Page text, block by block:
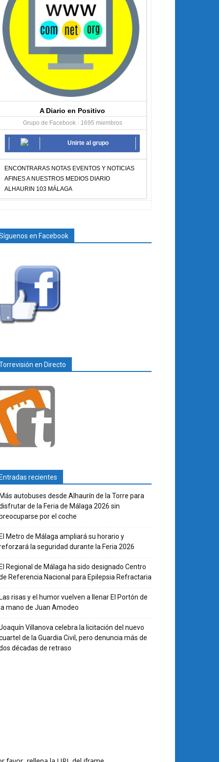
A Diario en Positivo
Grupo de Facebook · 1695 miembros
Unirte al grupo
ENCONTRARAS NOTAS EVENTOS Y NOTICIAS
AFINES A NUESTROS MEDIOS DIARIO
ALHAURIN 103 MÁLAGA
en Facebook
en Directo
recientes
autobuses desde Alhaurín de la Torre para
de la Feria de Málaga 2026 sin
por el coche
Metro de Málaga ampliará su horario y
la seguridad durante la Feria 2026
Regional de Málaga ha sido designado Centro
Referencia Nacional para Epilepsia Refractaria
risas y el humor vuelven a llenar El Portón de
mano de Juan Amodeo
Villanova celebra la licitación del nuevo
de la Guardia Civil, pero denuncia más de
décadas de retraso